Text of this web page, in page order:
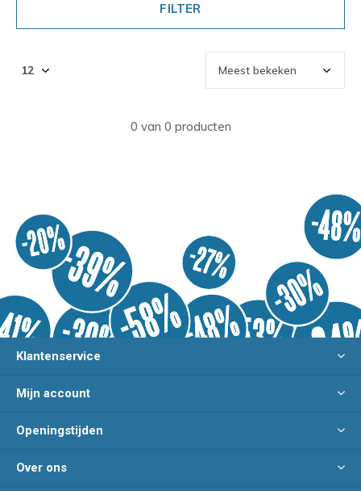
FILTER
0 van 0 producten
Klantenservice
Mijn account
Openingstijden
Over ons